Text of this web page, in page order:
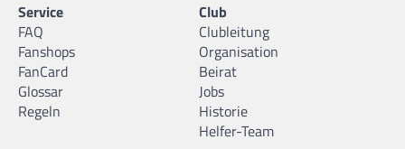
Service
FAQ
Fanshops
FanCard
Glossar
Regeln
Club
Clubleitung
Organisation
Beirat
Jobs
Historie
Helfer-Team